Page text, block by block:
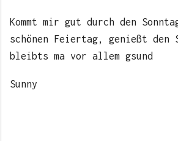
Kommt mir gut durch den
schönen Feiertag, genießt den
bleibts ma vor allem gsund
Sunny